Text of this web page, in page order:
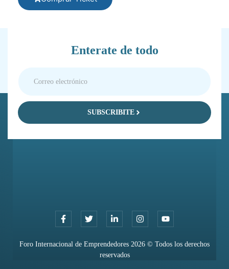
Enterate de todo
SUBSCRIBITE
Foro Internacional de Emprendedores 2026 © Todos los derechos
reservados